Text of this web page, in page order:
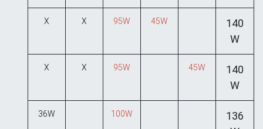
X X 95W 45W
140
W
X X 95W 45W
140
W
36W 100W
136